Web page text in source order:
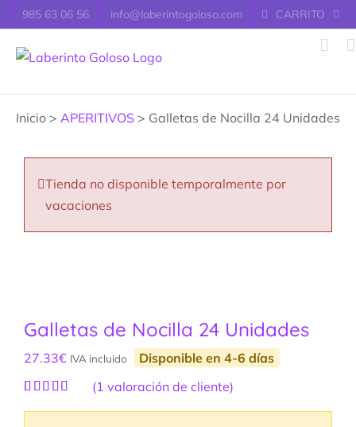
Saltar
al
contenido
985 63 06 56 info@laberintogoloso.com CARRITO
Inicio > APERITIVOS > Galletas de Nocilla 24 Unidades
Tienda no disponible temporalmente por
vacaciones
Galletas de Nocilla 24 Unidades
27.33€ IVA incluido Disponible en 4-6 días
(1 valoración de cliente)